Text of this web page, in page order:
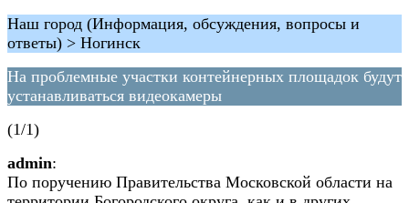
Наш город (Информация, обсуждения, вопросы и
ответы) > Ногинск
На проблемные участки контейнерных площадок будут
устанавливаться видеокамеры
(1/1)
admin:
По поручению Правительства Московской области на